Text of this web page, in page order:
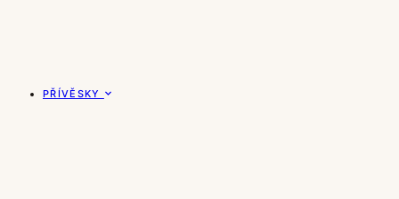
PŘÍVĚSKY